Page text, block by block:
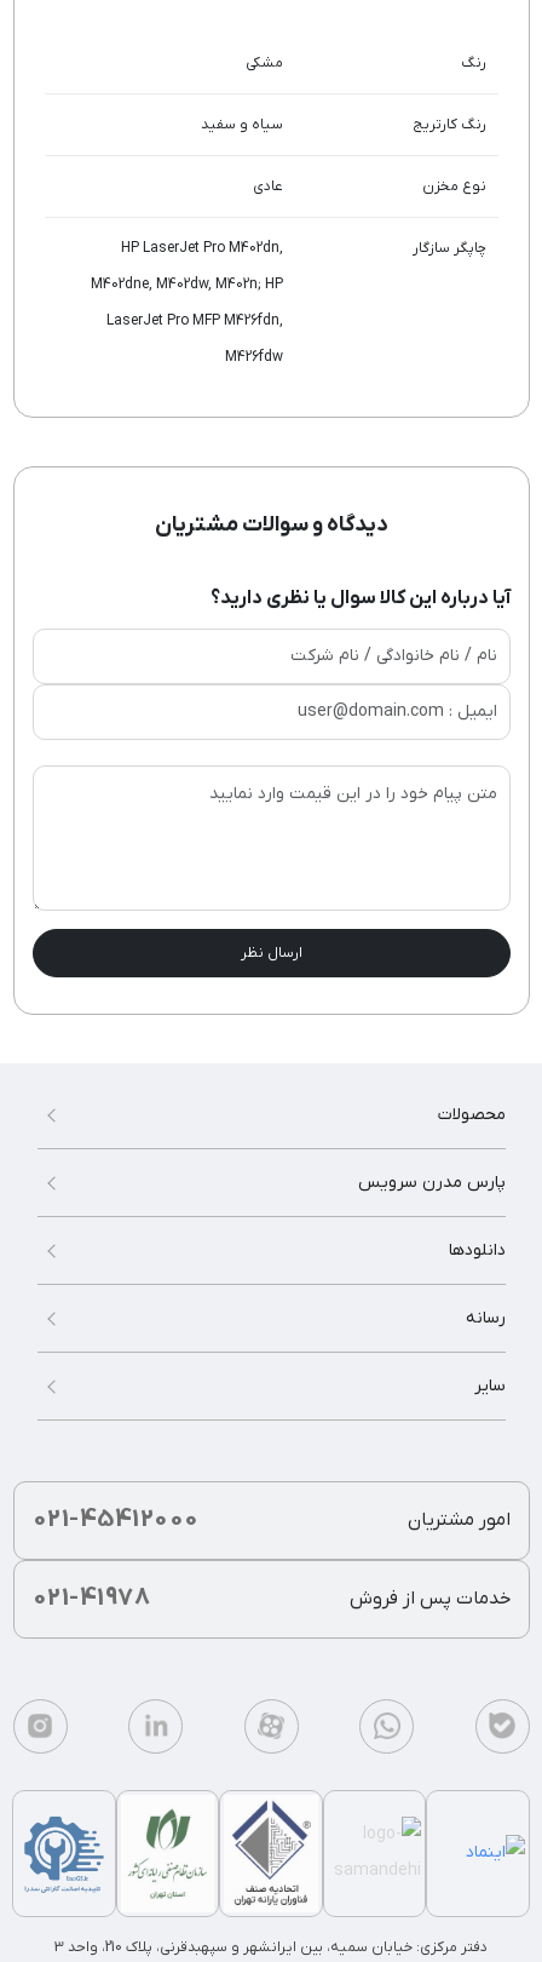
رنگ مشکی
رنگ کارتریج سیاه و سفید
نوع مخزن عادی
چاپگر سازگار
HP LaserJet Pro M402dn,
M402dne, M402dw, M402n; HP
LaserJet Pro MFP M426fdn,
M426fdw
دیدگاه و سوالات مشتریان
آیا درباره این کالا سوال یا نظری دارید؟
ارسال نظر
محصولات
پارس مدرن سرویس
دانلودها
رسانه
سایر
021-45412000 امور مشتریان
021-41978 خدمات پس از فروش
دفتر مرکزی: خیابان سمیه، بین ایرانشهر و سپهبدقرنی، پلاک 210، واحد 3